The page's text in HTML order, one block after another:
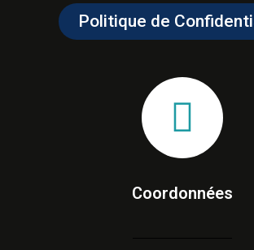
Politique de
Coordonnées